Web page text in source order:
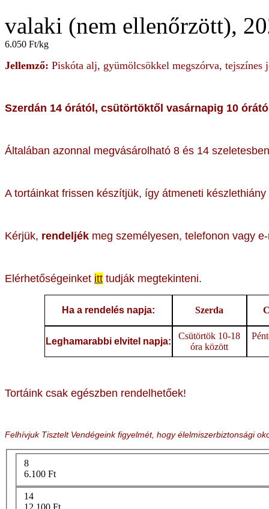
valaki (nem ellenőrzött),
6.050 Ft/kg
Jellemző: Piskóta alj, gyümölcsökkel megszórva,
Szerdán 14 órától, csütörtöktől vasárnapig 10
Általában azonnal megvásárolható 8 és 14 szeletesben
A tortáinkat frissen készítjük, így átmeneti
Kérjük, rendeljék meg személyesen, telefonon vagy
Elérhetőségeinket itt tudják megtekinteni.
Ha a rendelés napja: Szerda
Leghamarabbi elvitel napja:
Csütörtök 10-18
óra között
Tortáink csak egészben rendelhetőek!
Felhívjuk Tisztelt Vendégeink figyelmét, hogy élelmiszerbiztonsági
8
6.100 Ft
14